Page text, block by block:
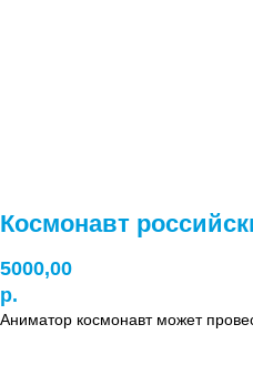
Космонавт
5000,00
р.
Аниматор космонавт может